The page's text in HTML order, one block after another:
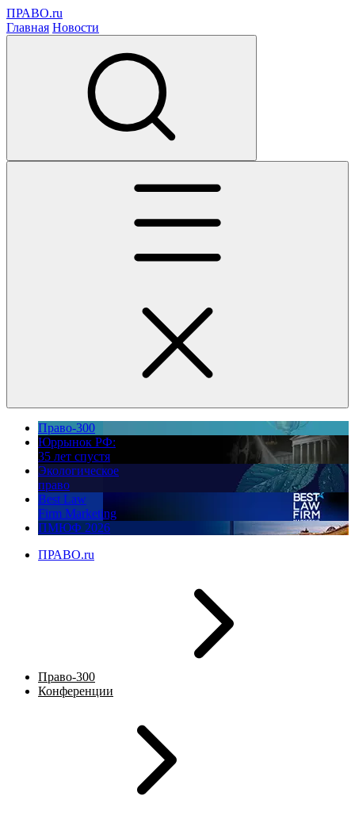
ПРАВО.ru
Главная Новости
Право-300
Юррынок РФ:
35 лет спустя
Экологическое
право
Best Law
Firm Marketing
ПМЮФ 2026
ПРАВО.ru
Право-300
Конференции